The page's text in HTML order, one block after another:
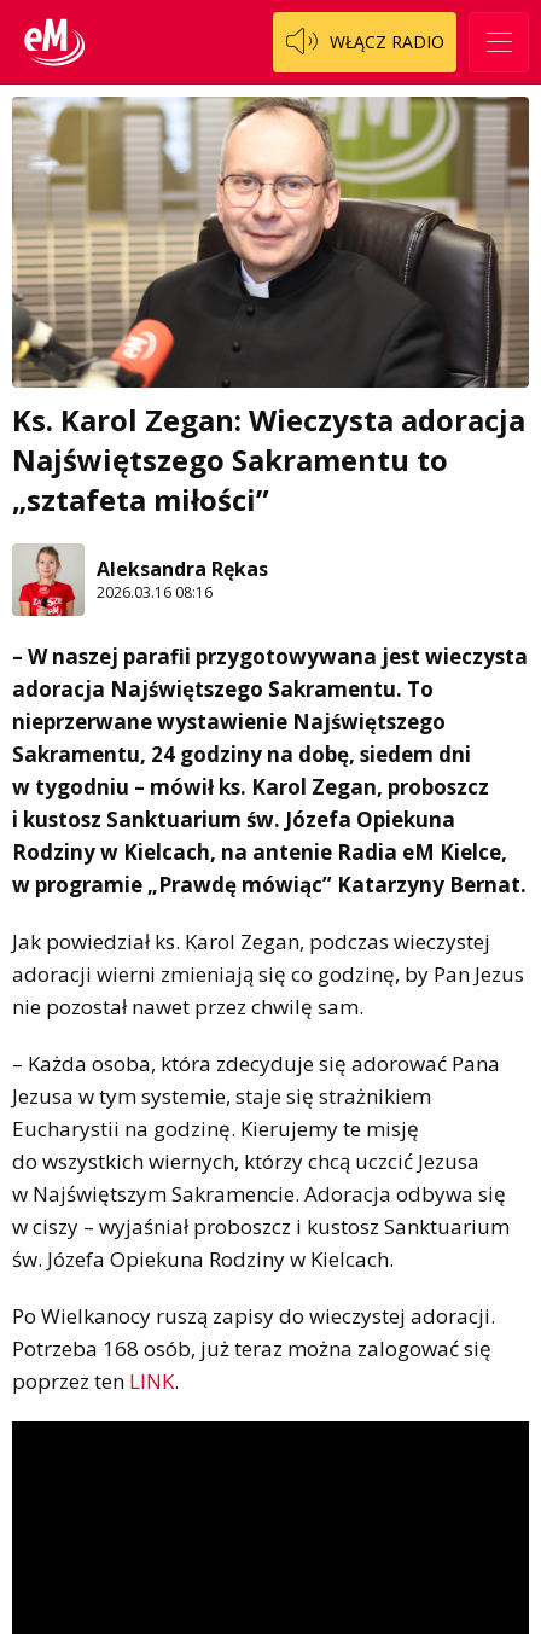
WŁĄCZ RADIO
Ks. Karol Zegan: Wieczysta adoracja
Najświętszego Sakramentu to
„sztafeta miłości”
Aleksandra Rękas
2026.03.16 08:16
– W naszej parafii przygotowywana jest wieczysta
adoracja Najświętszego Sakramentu. To
nieprzerwane wystawienie Najświętszego
Sakramentu, 24 godziny na dobę, siedem dni
w tygodniu – mówił ks. Karol Zegan, proboszcz
i kustosz Sanktuarium św. Józefa Opiekuna
Rodziny w Kielcach, na antenie Radia eM Kielce,
w programie „Prawdę mówiąc” Katarzyny Bernat.
Jak powiedział ks. Karol Zegan, podczas wieczystej
adoracji wierni zmieniają się co godzinę, by Pan Jezus
nie pozostał nawet przez chwilę sam.
– Każda osoba, która zdecyduje się adorować Pana
Jezusa w tym systemie, staje się strażnikiem
Eucharystii na godzinę. Kierujemy te misję
do wszystkich wiernych, którzy chcą uczcić Jezusa
w Najświętszym Sakramencie. Adoracja odbywa się
w ciszy – wyjaśniał proboszcz i kustosz Sanktuarium
św. Józefa Opiekuna Rodziny w Kielcach.
Po Wielkanocy ruszą zapisy do wieczystej adoracji.
Potrzeba 168 osób, już teraz można zalogować się
poprzez ten LINK.